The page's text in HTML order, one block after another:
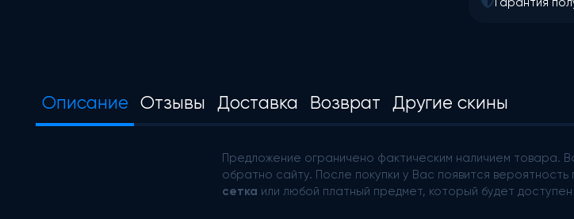
Гарантия
Описание Отзывы Доставка Возврат Другие скины
Предложение ограничено фактическим наличием товара.
обратно сайту. После покупки у Вас появится вероятность
сетка или любой платный предмет, который будет